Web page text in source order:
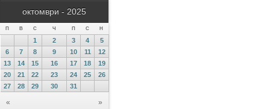
октомври - 2025
П В С Ч П С Н
« »
1 2 3 4
5
6
7 8 9 10 11
12
13
14 15 16 17 18
19
20
21 22 23 24 25
26
27
28 29 30 31